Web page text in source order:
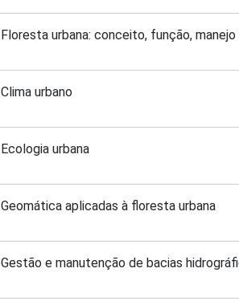
Floresta urbana: conceito, função,
Clima urbano
Ecologia urbana
Geomática aplicadas à floresta urbana
Gestão e manutenção de bacias